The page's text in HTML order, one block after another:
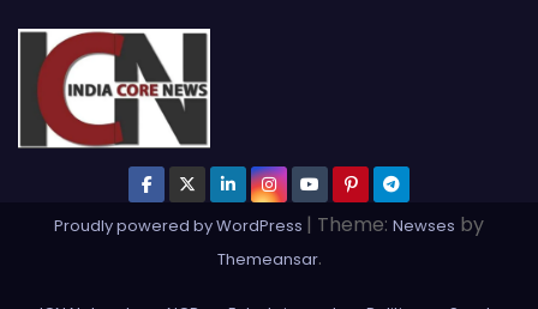
Proudly powered by WordPress | Theme: Newses by
Themeansar.